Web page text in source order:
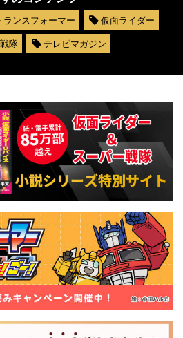
ランスフォーマー
仮面ライダー
隊
テレビマガジン